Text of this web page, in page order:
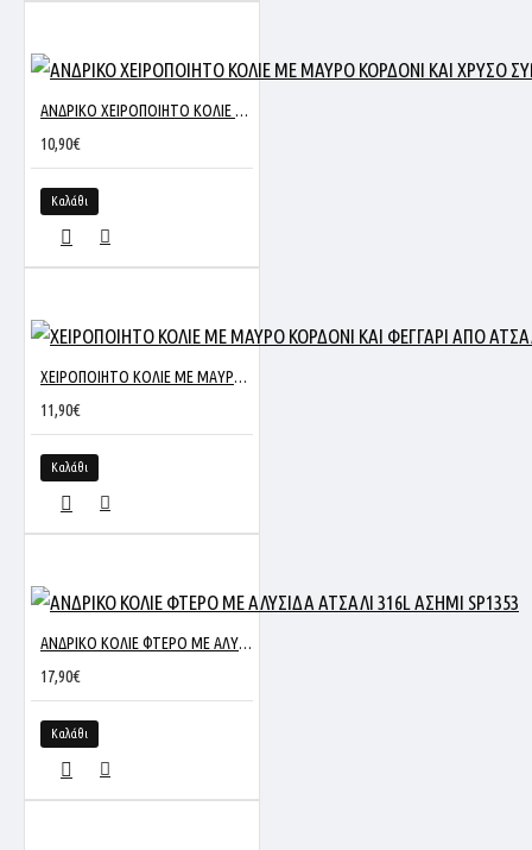
ΑΝΔΡΙΚΟ ΧΕΙΡΟΠΟΙΗΤΟ ΚΟΛΙΕ ME ΜΑΥΡΟ ΚΟΡΔΟΝΙ ΚΑΙ ΧΡΥΣΟ ΣΥΜΒΟΛΟ ΑΠΟ ΑΤΣΑΛΙ
10,90€
Καλάθι
ΧΕΙΡΟΠΟΙΗΤΟ ΚΟΛΙΕ ME ΜΑΥΡΟ ΚΟΡΔΟΝΙ ΚΑΙ ΦΕΓΓΑΡΙ ΑΠΟ ΑΤΣΑΛΙ
11,90€
Καλάθι
ΑΝΔΡΙΚΟ ΚΟΛΙΕ ΦΤΕΡΟ ΜΕ ΑΛΥΣΙΔΑ ΑΤΣΑΛΙ 316L ΑΣΗΜΙ SP1353
17,90€
Καλάθι